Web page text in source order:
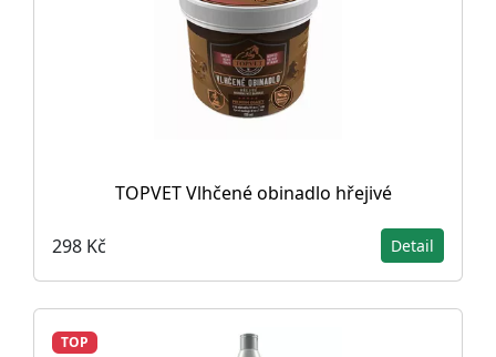
TOPVET Vlhčené obinadlo hřejivé
298 Kč Detail
TOP